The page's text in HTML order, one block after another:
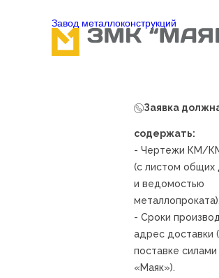
Завод металлоконcтрукций
Заявка
содержать:
- Чертежи КМ/
(с листом общих
и ведомостью
металлопроката).
- Сроки
адрес доставки
поставке
«Маяк»).